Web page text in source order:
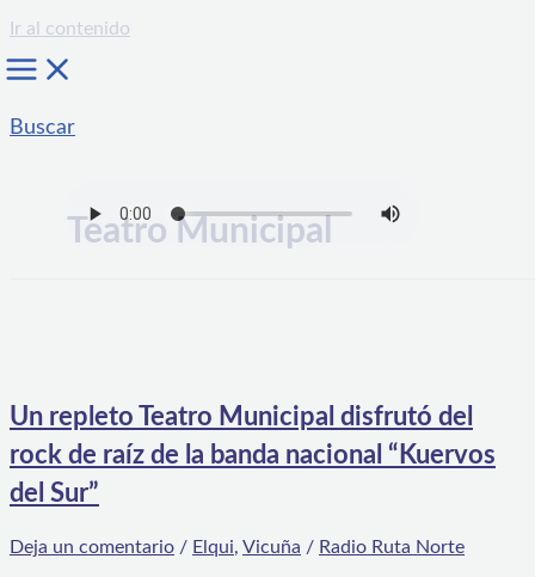
Ir al contenido
Buscar
Teatro Municipal
Un repleto Teatro Municipal disfrutó del
rock de raíz de la banda nacional “Kuervos
del Sur”
Deja un comentario / Elqui, Vicuña / Radio Ruta Norte